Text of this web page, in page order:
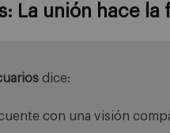
La unión hace la
dice:
con una visión